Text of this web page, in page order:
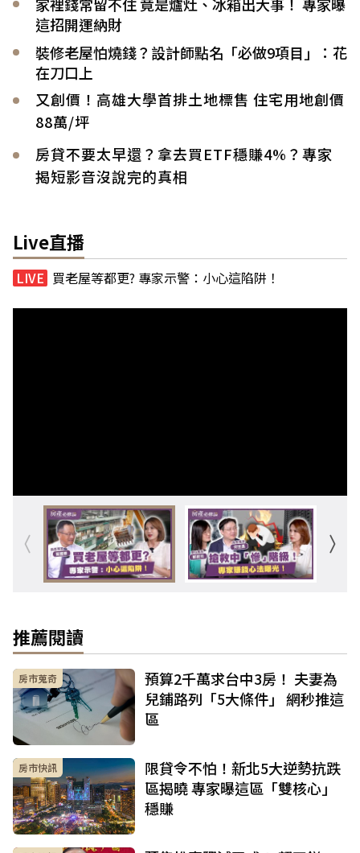
這招開運納財
裝修老屋怕燒錢？設計師點名「必做9項目」：花
在刀口上
又創價！高雄大學首排土地標售 住宅用地創價
88萬/坪
房貸不要太早還？拿去買ETF穩賺4%？專家
揭短影音沒說完的真相
Live直播
買老屋等都更? 專家示警：小心這陷阱！
推薦閱讀
房市蒐奇
預算2千萬求台中3房！ 夫妻為
兒鋪路列「5大條件」 網秒推這
區
房市快訊
限貸令不怕！新北5大逆勢抗跌
區揭曉 專家曝這區「雙核心」
穩賺